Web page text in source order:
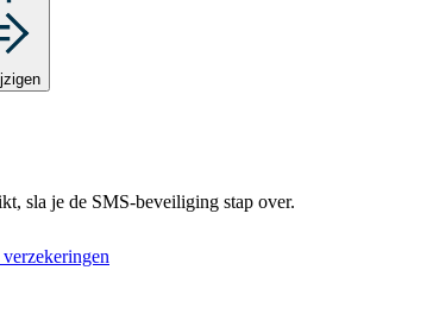
sla je de SMS-beveiliging stap over.